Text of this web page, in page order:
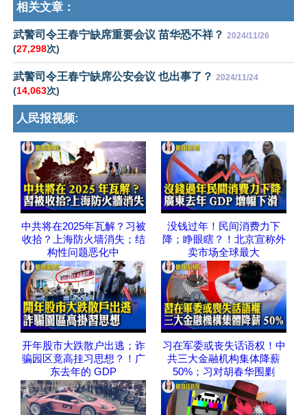
相关文章：
武警司令王春宁缺席重要会议 苗华恐不祥？ 2024/11/26
(27,298次)
武警司令王春宁缺席公安会议 也出事了？ 2024/11/24
(14,063次)
人民报视频:
中共将在2025年瓦解？习被
收拾？上海防火墙消失；结
构性问题恶化中
没钱过年！民间消费力下
降；睁眼瞎？！北京宣称外
卖市场全球最大
开年股市大跌散户出逃；诈
骗园区竟高挂习思想？！广
东去年的 GDP
习在军委或丧失话语权！中
共三大金融机构集体降薪
50%；习对胡春华围剿